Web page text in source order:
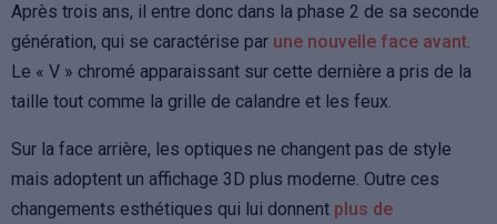
Après trois ans, il entre donc dans la phase 2 de sa seconde
génération, qui se caractérise par une nouvelle face avant.
Le « V » chromé apparaissant sur cette dernière a pris de la
taille tout comme la grille de calandre et les feux.
Sur la face arrière, les optiques ne changent pas de style
mais adoptent un affichage 3D plus moderne. Outre ces
changements esthétiques qui lui donnent plus de